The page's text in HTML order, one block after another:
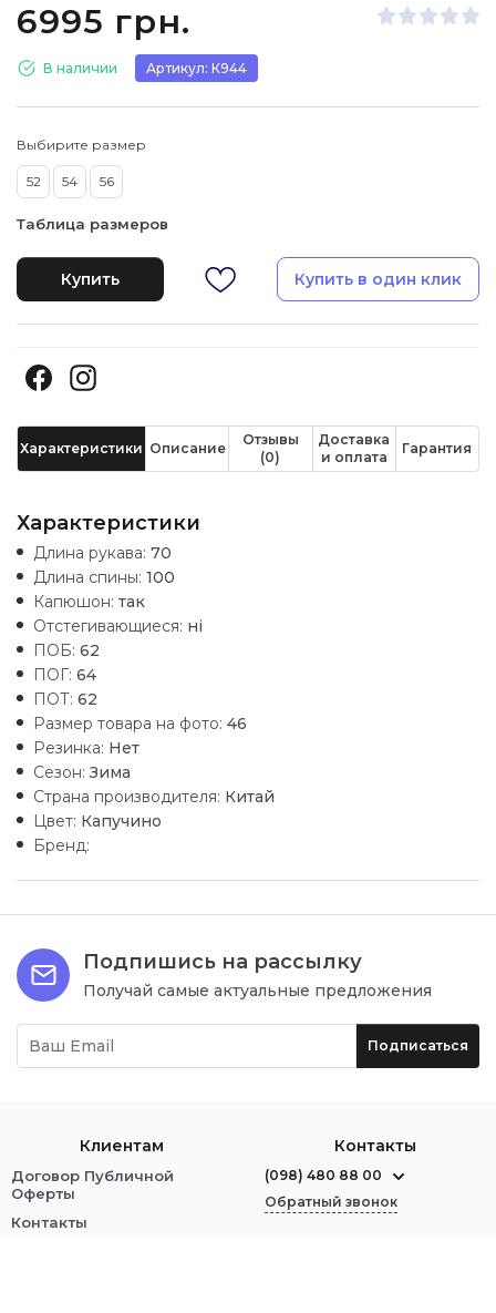
6995 грн.
В наличии Артикул: К944
Выбирите размер
52 54 56
Таблица размеров
Купить Купить в один клик
Характеристики Описание
Отзывы
(0)
Доставка
и оплата
Гарантия
Характеристики
Длина рукава: 70
Длина спины: 100
Капюшон: так
Отстегивающиеся: ні
ПОБ: 62
ПОГ: 64
ПОТ: 62
Размер товара на фото: 46
Резинка: Нет
Сезон: Зима
Страна производителя: Китай
Цвет: Капучино
Бренд:
Подпишись на рассылку
Получай самые актуальные предложения
Подписаться
Клиентам
Договор Публичной
Оферты
Контакты
Контакты
(098) 480 88 00
Обратный звонок